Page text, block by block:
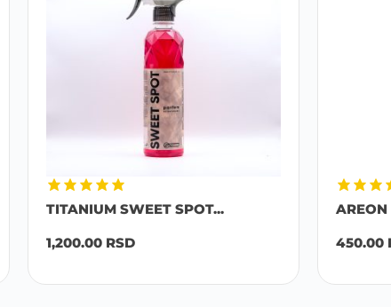
TITANIUM SWEET SPOT...
1,200.00 RSD
AREON
450.00